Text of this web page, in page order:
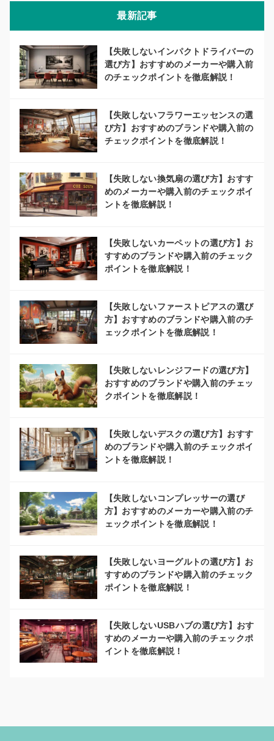
最新記事
【失敗しないインパクトドライバーの
選び方】おすすめのメーカーや購入前
のチェックポイントを徹底解説！
【失敗しないフラワーエッセンスの選
び方】おすすめのブランドや購入前の
チェックポイントを徹底解説！
【失敗しない換気扇の選び方】おすす
めのメーカーや購入前のチェックポイ
ントを徹底解説！
【失敗しないカーペットの選び方】お
すすめのブランドや購入前のチェック
ポイントを徹底解説！
【失敗しないファーストピアスの選び
方】おすすめのブランドや購入前のチ
ェックポイントを徹底解説！
【失敗しないレンジフードの選び方】
おすすめのブランドや購入前のチェッ
クポイントを徹底解説！
【失敗しないデスクの選び方】おすす
めのブランドや購入前のチェックポイ
ントを徹底解説！
【失敗しないコンプレッサーの選び
方】おすすめのメーカーや購入前のチ
ェックポイントを徹底解説！
【失敗しないヨーグルトの選び方】お
すすめのブランドや購入前のチェック
ポイントを徹底解説！
【失敗しないUSBハブの選び方】おす
すめのメーカーや購入前のチェックポ
イントを徹底解説！